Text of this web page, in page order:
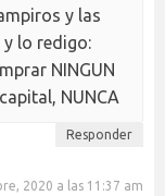
y las
lo redigo:
NINGUN
NUNCA
Responder
2020 a las 11:37 am